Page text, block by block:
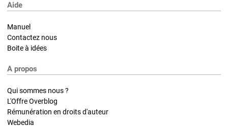
Aide
Manuel
Contactez nous
Boite à idées
A propos
Qui sommes nous ?
L'Offre Overblog
Rémunération en droits d'auteur
Webedia